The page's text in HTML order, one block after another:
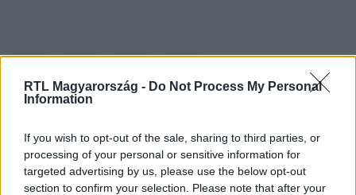
RTL Magyarország - Do Not Process My Personal
Information
If you wish to opt-out of the sale, sharing to third parties, or
processing of your personal or sensitive information for
targeted advertising by us, please use the below opt-out
section to confirm your selection. Please note that after your
Kövess minket, és értesülj a friss hírekről a
Facebookon is!